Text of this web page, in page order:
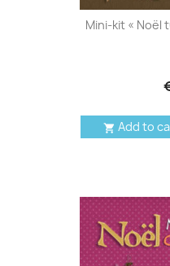
Mini-kit «
 Add to